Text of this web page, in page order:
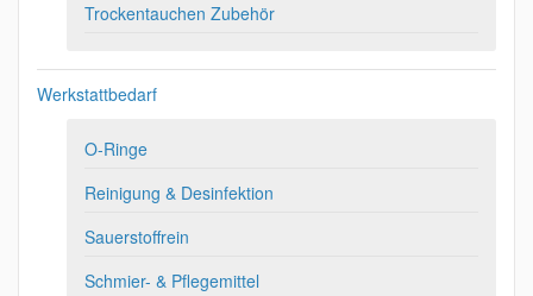
Trockentauchen Zubehör
Werkstattbedarf
O-Ringe
Reinigung & Desinfektion
Sauerstoffrein
Schmier- & Pflegemittel